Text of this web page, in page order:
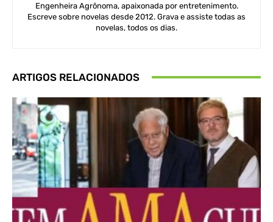
Engenheira Agrônoma, apaixonada por entretenimento.
Escreve sobre novelas desde 2012. Grava e assiste todas as
novelas, todos os dias.
ARTIGOS RELACIONADOS